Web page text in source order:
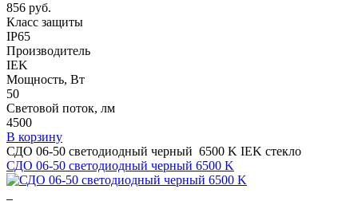
856 руб.
Класс защиты
IP65
Производитель
IEK
Мощность, Вт
50
Световой поток, лм
4500
В корзину
СДО 06-50 светодиодный черный 6500 K IEK стекло
СДО 06-50 светодиодный черный 6500 K